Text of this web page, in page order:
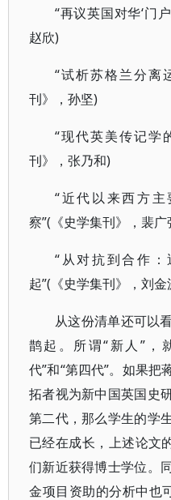
“再议英国对华‘门
赵欣)
“试析苏格兰分离
刊》，孙坚)
“现代英美传记学
刊》，张乃和)
“近代以来西方
察”(《史学集刊》，裴广
“从对抗到合作
起”(《史学集刊》，刘金
从这份清单还可以
鹊起。所谓“新人”，
代”和“第四代”。如果
拓者视为新中国英国史
第二代，那么学生的学
已经在成长，上述论文
们新近获得博士学位。
金项目资助的分析中也